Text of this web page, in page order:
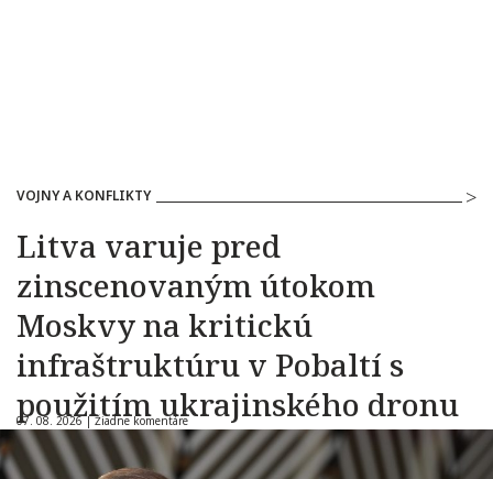
VOJNY A KONFLIKTY
Litva varuje pred
zinscenovaným útokom
Moskvy na kritickú
infraštruktúru v Pobaltí s
použitím ukrajinského dronu
07. 08. 2026 |Žiadne komentáre